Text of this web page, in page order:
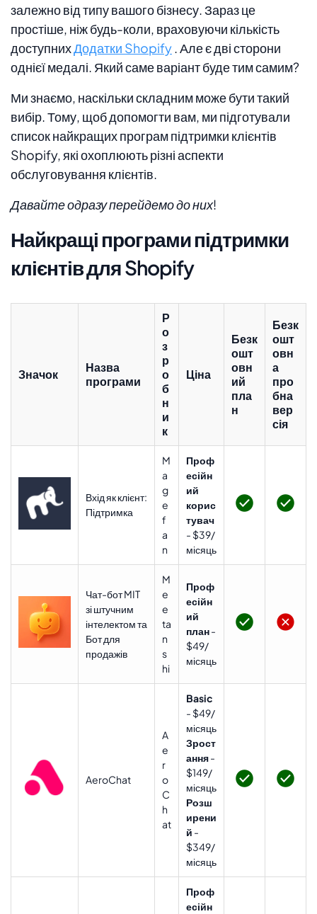
залежно від типу вашого бізнесу. Зараз це
простіше, ніж будь-коли, враховуючи кількість
доступнихДодатки Shopify. Але є дві сторони
однієї медалі. Який саме варіант буде тим самим?
Ми знаємо, наскільки складним може бути такий
вибір. Тому, щоб допомогти вам, ми підготували
список найкращих програм підтримки клієнтів
Shopify, які охоплюють різні аспекти
обслуговування клієнтів.
Давайте одразу перейдемо до них!
Найкращі програми підтримки
клієнтів для Shopify
Значок
Назва
програми
Р
о
з
р
о
б
н
и
к
Ціна
Безк
ошт
овн
ий
пла
н
Безк
ошт
овн
а
про
бна
вер
сія
Вхід як клієнт:
Підтримка
M
a
g
e
f
a
n
Проф
есійн
ий
корис
тувач
- $39/
місяць
Чат-бот MIT
зі штучним
інтелектом та
Бот для
продажів
M
e
e
ta
n
s
hi
Проф
есійн
ий
план-
$49/
місяць
AeroChat
A
e
r
o
C
h
at
Basic
- $49/
місяць
Зрост
ання-
$149/
місяць
Розш
ирени
й -
$349/
місяць
Проф
есійн